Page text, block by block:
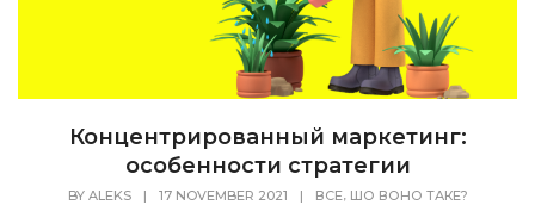
Концентрированный маркетинг:
особенности стратегии
BY ALEKS | 17 NOVEMBER 2021 | ВСЕ, ШО ВОНО ТАКЕ?